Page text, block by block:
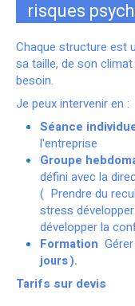
risques
Chaque structure est
sa taille, de son
besoin.
Je peux intervenir en :
Séance
l'entreprise
Groupe
défini avec la
( Prendre du
stress
développer la
Formation
jours ).
Tarifs sur devis